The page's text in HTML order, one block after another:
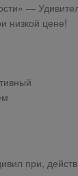
—
низкой цене!
при,